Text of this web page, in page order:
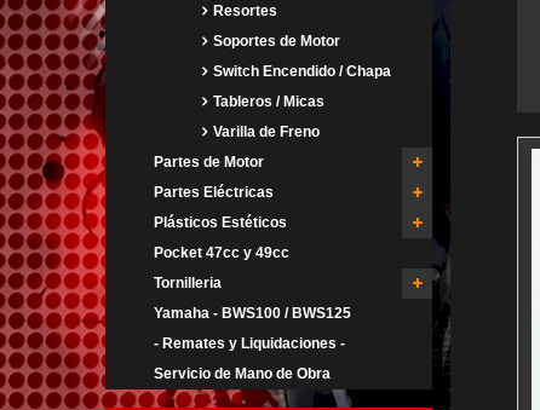
Resortes
Soportes de Motor
Switch Encendido / Chapa
Tableros / Micas
Varilla de Freno
Partes de Motor
Partes Eléctricas
Plásticos Estéticos
Pocket 47cc y 49cc
Tornilleria
Yamaha - BWS100 / BWS125
- Remates y Liquidaciones -
Servicio de Mano de Obra